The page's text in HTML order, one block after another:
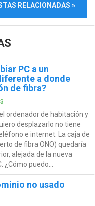
RELACIONADAS »
PC a un
a donde
de fibra?
ordenador de habitación y
desplazarlo no tiene
e internet. La caja de
de fibra ONO) quedaría
alejada de la nueva
¿Cómo puedo...
no usado